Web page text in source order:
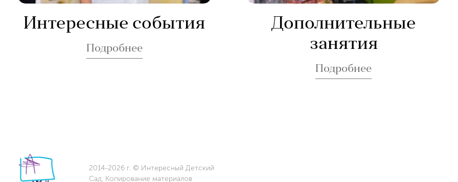
Интересные события
Подробнее
Дополнительные
занятия
Подробнее
2014-2026 г. © Интересный Детский
Сад. Копирование материалов